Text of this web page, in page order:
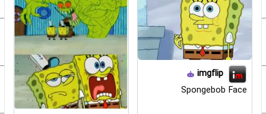
imgflip
Spongebob Face